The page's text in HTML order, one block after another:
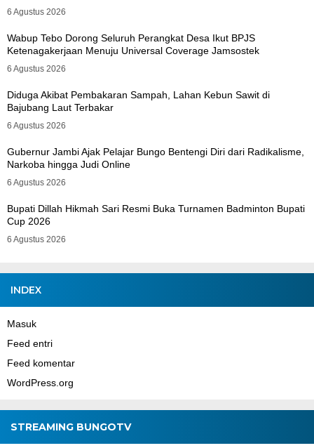
6 Agustus 2026
Wabup Tebo Dorong Seluruh Perangkat Desa Ikut BPJS
Ketenagakerjaan Menuju Universal Coverage Jamsostek
6 Agustus 2026
Diduga Akibat Pembakaran Sampah, Lahan Kebun Sawit di
Bajubang Laut Terbakar
6 Agustus 2026
Gubernur Jambi Ajak Pelajar Bungo Bentengi Diri dari Radikalisme,
Narkoba hingga Judi Online
6 Agustus 2026
Bupati Dillah Hikmah Sari Resmi Buka Turnamen Badminton Bupati
Cup 2026
6 Agustus 2026
INDEX
Masuk
Feed entri
Feed komentar
WordPress.org
STREAMING BUNGOTV